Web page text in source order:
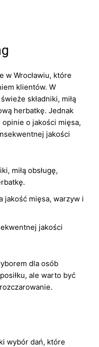
w Wrocławiu, które
klientów. W
składniki, miłą
herbatkę. Jednak
o jakości mięsa,
jakości
miłą obsługę,
jakość mięsa, warzyw i
jakości
dla osób
ale warto być
wybór dań, które